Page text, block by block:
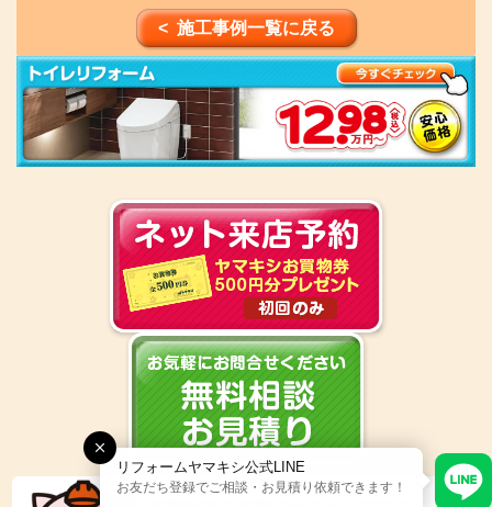
< 施工事例一覧に戻る
リフォームヤマキシ公式LINE
お友だち登録でご相談・お見積り依頼できます！